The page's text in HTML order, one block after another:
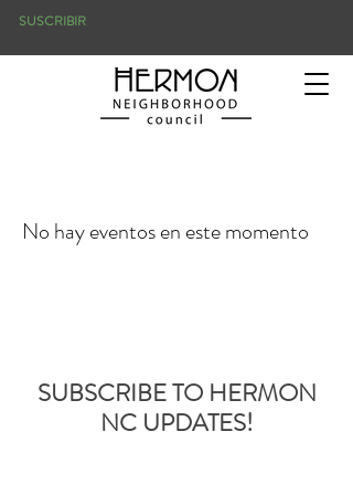
SUSCRIBIR
No hay eventos en este momento
SUBSCRIBE TO HERMON
NC UPDATES!